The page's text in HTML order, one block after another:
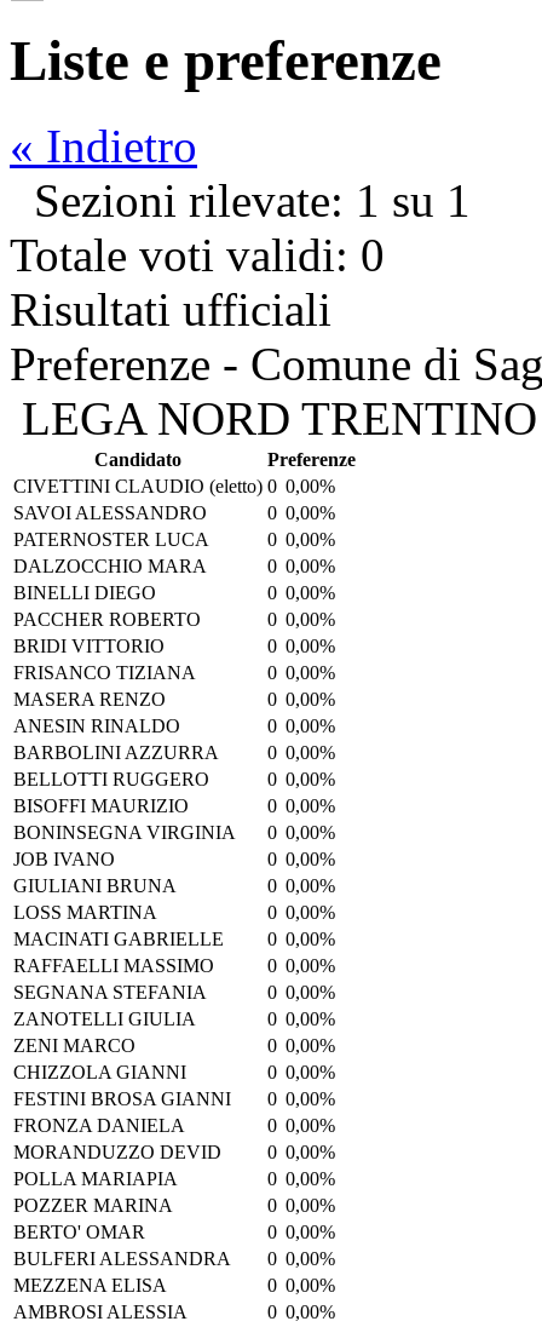
Liste e preferenze
« Indietro
Sezioni rilevate: 1 su 1
Totale voti validi: 0
Risultati ufficiali
Preferenze - Comune di
LEGA NORD TRENTINO
Candidato
Preferenze
CIVETTINI CLAUDIO (eletto) 0 0,00%
SAVOI ALESSANDRO
0 0,00%
PATERNOSTER LUCA
0 0,00%
DALZOCCHIO MARA
0 0,00%
BINELLI DIEGO
0 0,00%
PACCHER ROBERTO
0 0,00%
BRIDI VITTORIO
0 0,00%
FRISANCO TIZIANA
0 0,00%
MASERA RENZO
0 0,00%
ANESIN RINALDO
0 0,00%
BARBOLINI AZZURRA
0 0,00%
BELLOTTI RUGGERO
0 0,00%
BISOFFI MAURIZIO
0 0,00%
BONINSEGNA VIRGINIA
0 0,00%
JOB IVANO
0 0,00%
GIULIANI BRUNA
0 0,00%
LOSS MARTINA
0 0,00%
MACINATI GABRIELLE
0 0,00%
RAFFAELLI MASSIMO
0 0,00%
SEGNANA STEFANIA
0 0,00%
ZANOTELLI GIULIA
0 0,00%
ZENI MARCO
0 0,00%
CHIZZOLA GIANNI
0 0,00%
FESTINI BROSA GIANNI
0 0,00%
FRONZA DANIELA
0 0,00%
MORANDUZZO DEVID
0 0,00%
POLLA MARIAPIA
0 0,00%
POZZER MARINA
0 0,00%
BERTO' OMAR
0 0,00%
BULFERI ALESSANDRA
0 0,00%
MEZZENA ELISA
0 0,00%
AMBROSI ALESSIA
0 0,00%